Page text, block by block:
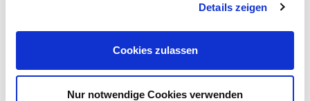
Details zeigen
Cookies zulassen
Nur notwendige Cookies verwenden
Der Allos Hof in
Drebber